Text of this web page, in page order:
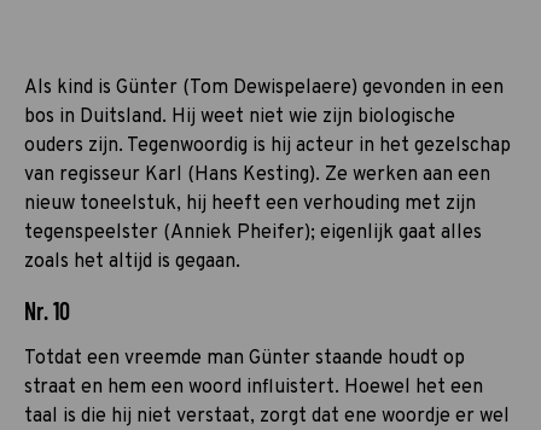
Als kind is Günter (Tom Dewispelaere) gevonden in een
bos in Duitsland. Hij weet niet wie zijn biologische
ouders zijn. Tegenwoordig is hij acteur in het gezelschap
van regisseur Karl (Hans Kesting). Ze werken aan een
nieuw toneelstuk, hij heeft een verhouding met zijn
tegenspeelster (Anniek Pheifer); eigenlijk gaat alles
zoals het altijd is gegaan.
Nr. 10
Totdat een vreemde man Günter staande houdt op
straat en hem een woord influistert. Hoewel het een
taal is die hij niet verstaat, zorgt dat ene woordje er wel